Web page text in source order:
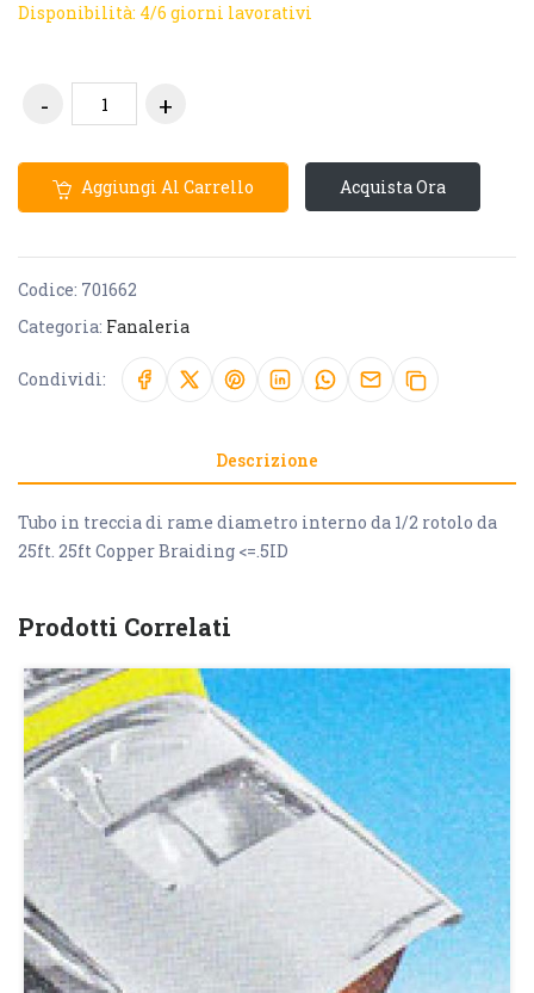
Disponibilità: 4/6 giorni lavorativi
Aggiungi Al Carrello Acquista Ora
Codice: 701662
Categoria: Fanaleria
Condividi:
Descrizione
Tubo in treccia di rame diametro interno da 1/2 rotolo da
25ft. 25ft Copper Braiding <=.5ID
Prodotti Correlati